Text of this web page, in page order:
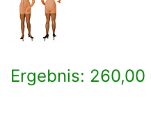
Ergebnis: 260,00